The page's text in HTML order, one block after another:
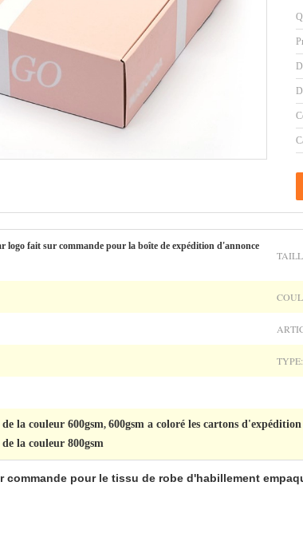
logo fait sur commande pour la boîte de expédition d'annonce
TYPE:
la couleur 600gsm, 600gsm a coloré les cartons
la couleur 800gsm
pour le tissu de robe d'habillement